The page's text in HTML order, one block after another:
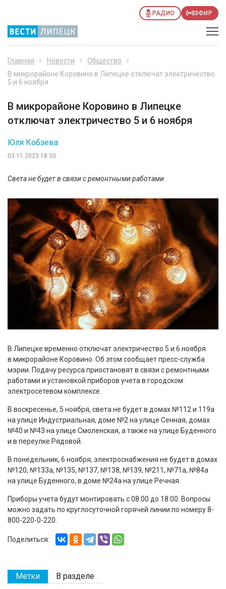
РАДИО ЭФИР
Главная Новости
Общество
В микрорайоне Коровино в Липецке отключат электричество
5 и 6 ноября
В микрорайоне Коровино в Липецке
отключат электричество 5 и 6 ноября
03.11.2023 18:30
Юля Кобзева
Света не будет в связи с ремонтными работами
В Липецке временно отключат электричество 5 и 6 ноября
в микрорайоне Коровино. Об этом сообщает пресс-служба
мэрии. Подачу ресурса приостановят в связи с ремонтными
работами и установкой приборов учета в городском
электросетевом комплексе.
В воскресенье, 5 ноября, света не будет в домах №112 и 119а
на улице Индустриальная, доме №2 на улице Сенная, домах
№40 и №43 на улице Смоленская, а также на улице Буденного
и в переулке Рядовой.
В понедельник, 6 ноября, электроснабжения не будет в домах
№120, №133а, №135, №137, №138, №139, №211, №71а, №84а
на улице Буденного, в доме №24а на улице Речная.
Приборы учета будут монтировать с 08:00 до 18:00. Вопросы
можно задать по круглосуточной горячей линии по номеру 8-
800-220-0-220.
Поделиться:
Метки В разделе